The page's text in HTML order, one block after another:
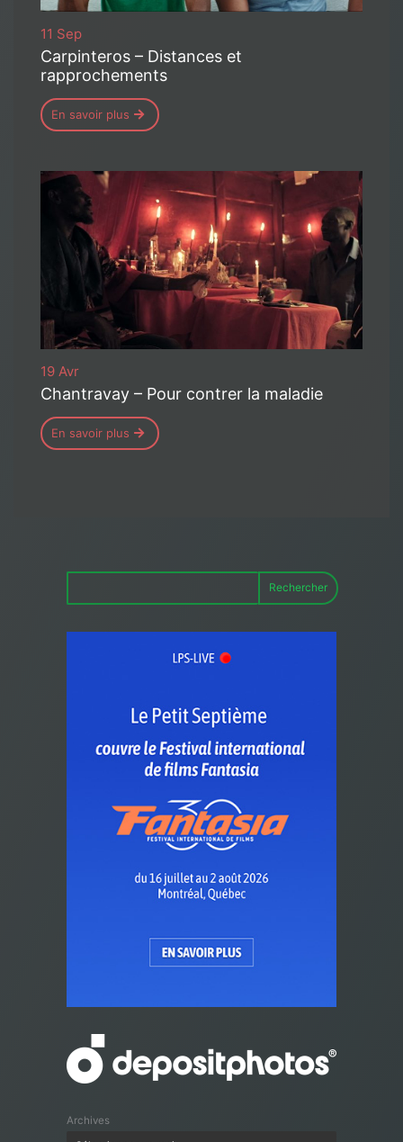
11 Sep
Carpinteros – Distances et
rapprochements
En savoir plus
19 Avr
Chantravay – Pour contrer la maladie
En savoir plus
Rechercher
Archives